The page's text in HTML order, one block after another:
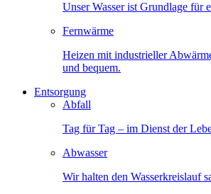
Unser Wasser ist Grundlage für
Fernwärme
Heizen mit industrieller
und bequem.
Entsorgung
Abfall
Tag für Tag – im Dienst der
Abwasser
Wir halten den Wasserkreislauf